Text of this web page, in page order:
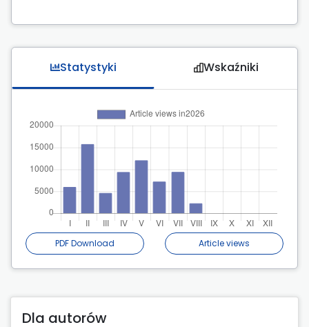
Statystyki Wskaźniki
PDF Download Article views
Dla autorów